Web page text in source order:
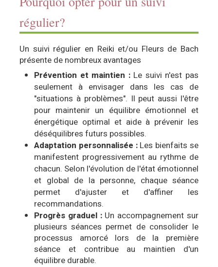
régulier?
Un suivi régulier en Reiki et/ou Fleurs de Bach
présente de nombreux avantages
Prévention et maintien :Le suivi n'est pas
seulement à envisager dans les cas de
"situations à problèmes". Il peut aussi l'être
pour maintenir un équilibre émotionnel et
énergétique optimal et aide à prévenir les
déséquilibres futurs possibles.
Adaptation personnalisée :Les bienfaits se
manifestent progressivement au rythme de
chacun. Selon l'évolution de l'état émotionnel
et global de la personne, chaque séance
permet d'ajuster et d'affiner les
recommandations.
Progrès graduel :Un accompagnement sur
plusieurs séances permet de consolider le
processus amorcé lors de la première
séance et contribue au maintien d'un
équilibre durable.